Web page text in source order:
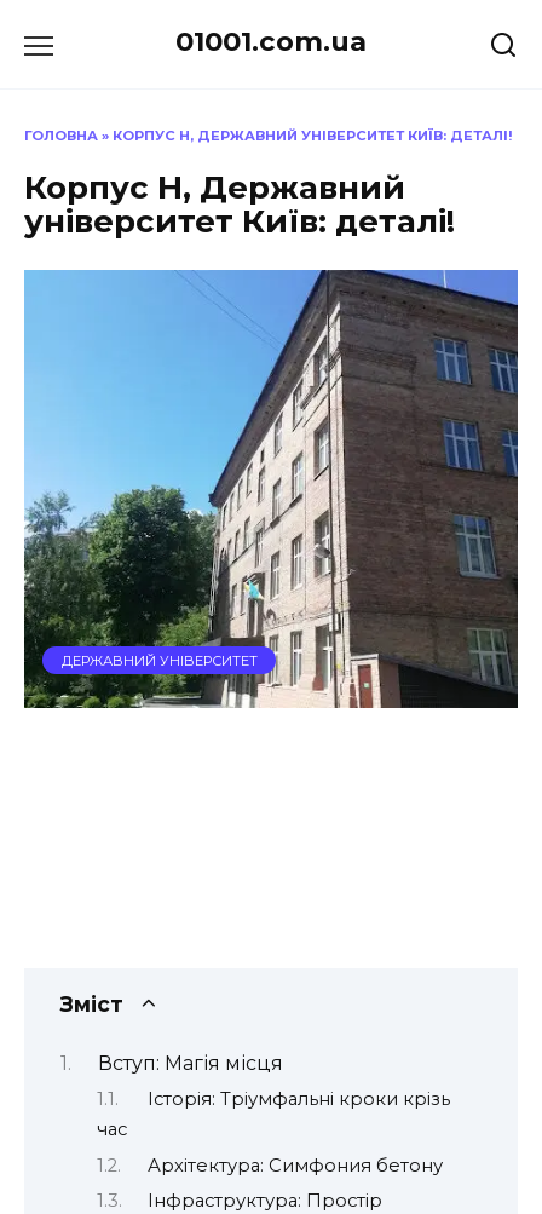
до
01001.com.ua
ГОЛОВНА » КОРПУС Н, ДЕРЖАВНИЙ УНІВЕРСИТЕТ КИЇВ: ДЕТАЛІ!
Корпус Н, Державний
університет Київ: деталі!
ДЕРЖАВНИЙ УНІВЕРСИТЕТ
Зміст
Вступ: Магія місця
Історія: Тріумфальні кроки крізь
час
Архітектура: Симфония бетону
Інфраструктура: Простір